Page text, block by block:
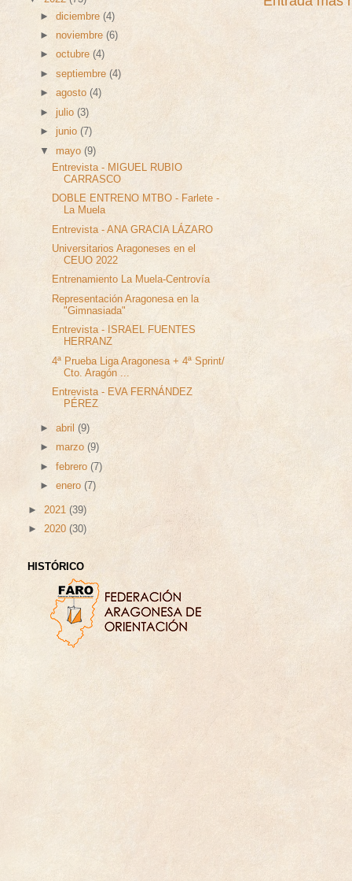
►diciembre(4)
►noviembre(6)
►octubre (4)
►septiembre(4)
►agosto(4)
►julio(3)
► junio(7)
▼ mayo(9)
Entrevista - MIGUEL RUBIO
CARRASCO
DOBLE ENTRENO MTBO - Farlete -
La Muela
Entrevista - ANA GRACIA LÁZARO
Universitarios Aragoneses en el
CEUO 2022
Entrenamiento La Muela-Centrovía
Representación Aragonesa en la
"Gimnasiada"
Entrevista - ISRAEL FUENTES
HERRANZ
4ª Prueba Liga Aragonesa + 4ª Sprint/
Cto. Aragón ...
Entrevista - EVA FERNÁNDEZ
PÉREZ
►abril (9)
► marzo(9)
►febrero(7)
►enero(7)
► 2021 (39)
► 2020 (30)
HISTÓRICO